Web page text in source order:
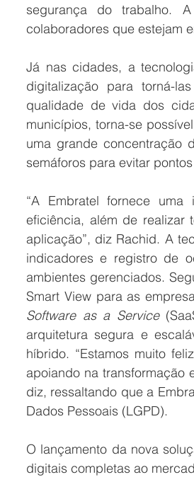
segurança do trabalho.
colaboradores que estejam
Já nas cidades, a
digitalização para torná-las
qualidade de vida dos
municípios, torna-se
uma grande concentração
semáforos para evitar
“A Embratel fornece
eficiência, além de realizar
aplicação”, diz Rachid. A
indicadores e registro de
ambientes gerenciados.
Software as a Service
arquitetura segura e
híbrido. “Estamos muito
apoiando na transformação
diz, ressaltando que a
Dados Pessoais (LGPD).
O lançamento da nova
digitais completas ao